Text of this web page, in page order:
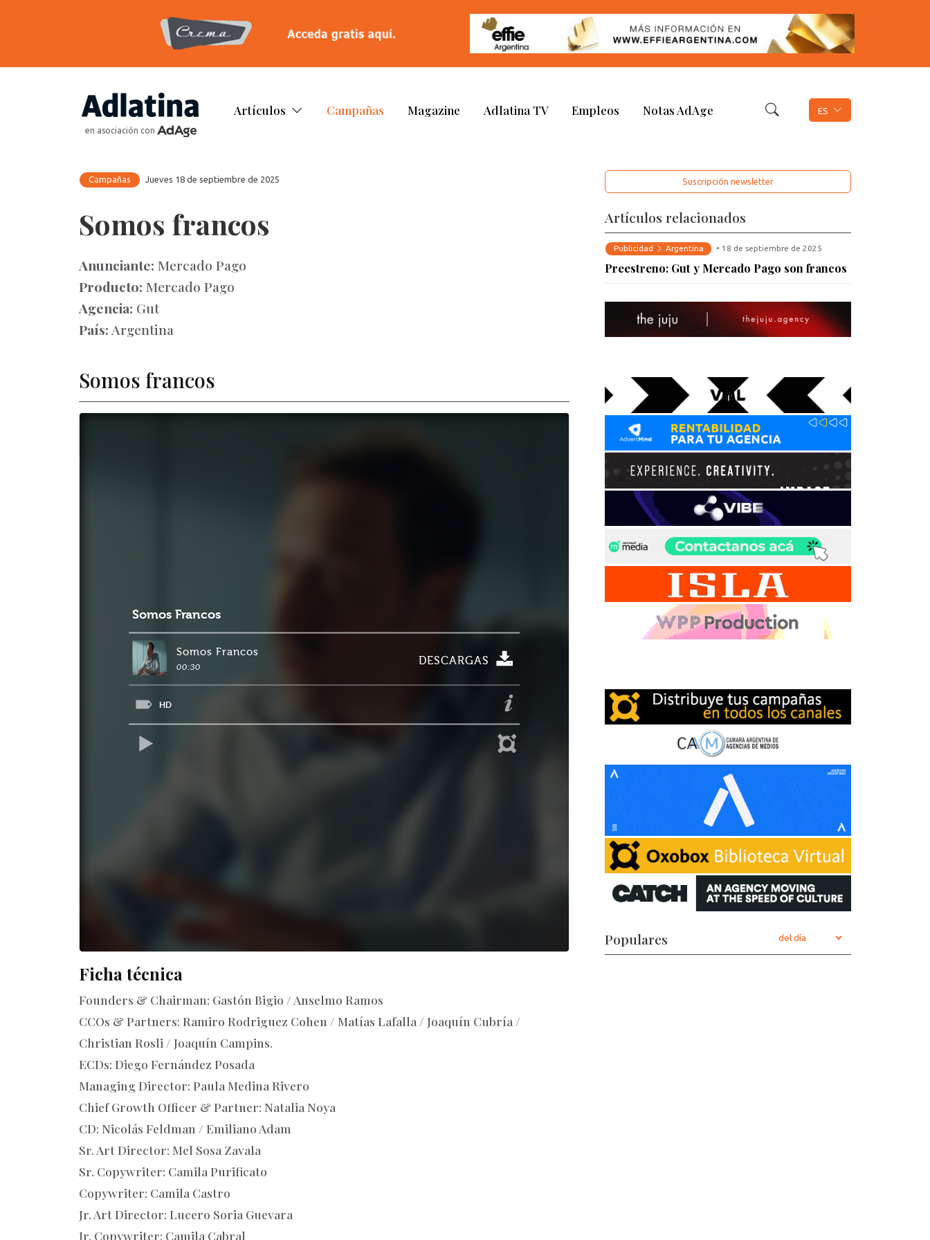
en asociación con
Artículos Campañas Magazine Adlatina TV Empleos Notas AdAge ES
Campañas Jueves 18 de septiembre de 2025
Somos francos
Anunciante: Mercado Pago
Producto: Mercado Pago
Agencia: Gut
País: Argentina
Somos francos
Ficha técnica
Founders & Chairman: Gastón Bigio / Anselmo Ramos
CCOs & Partners: Ramiro Rodriguez Cohen / Matías Lafalla / Joaquín Cubría /
Christian Rosli / Joaquín Campins.
ECDs: Diego Fernández Posada
Managing Director: Paula Medina Rivero
Chief Growth Officer & Partner: Natalia Noya
CD: Nicolás Feldman / Emiliano Adam
Sr. Art Director: Mel Sosa Zavala
Sr. Copywriter: Camila Purificato
Copywriter: Camila Castro
Jr. Art Director: Lucero Soria Guevara
Jr. Copywriter: Camila Cabral
Suscripción newsletter
Artículos relacionados
Publicidad Argentina • 18 de septiembre de 2025
Preestreno: Gut y Mercado Pago son francos
Populares